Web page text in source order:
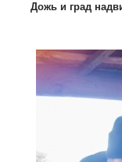
Дожь и град